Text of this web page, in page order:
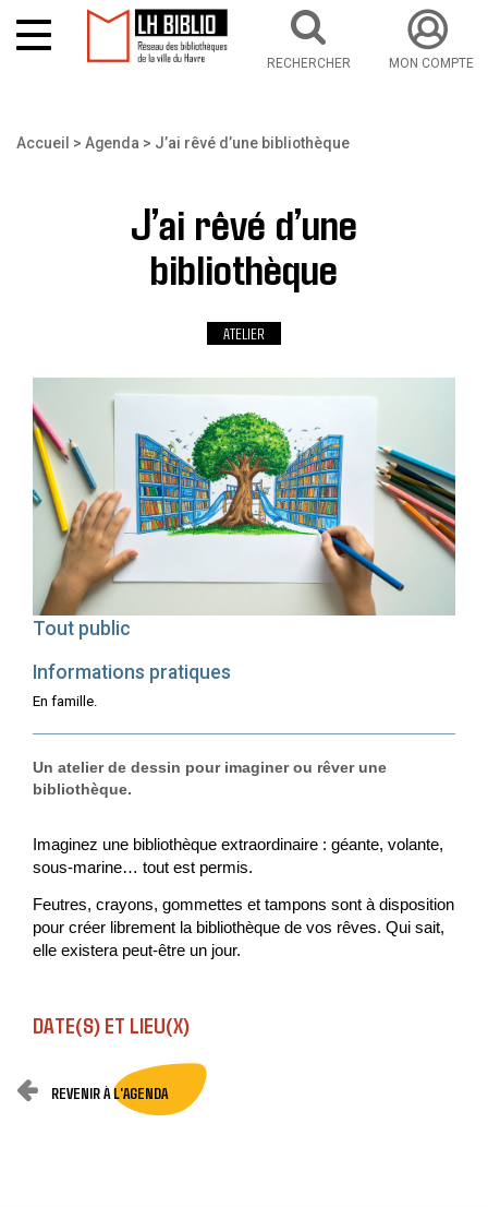
RECHERCHER MON COMPTE
Accueil Agenda J’ai rêvé d’une bibliothèque
J’ai rêvé d’une
bibliothèque
ATELIER
Tout public
Informations pratiques
En famille.
Un atelier de dessin pour imaginer ou rêver une
bibliothèque.
Imaginez une bibliothèque extraordinaire : géante, volante,
sous-marine… tout est permis.
Feutres, crayons, gommettes et tampons sont à disposition
pour créer librement la bibliothèque de vos rêves. Qui sait,
elle existera peut-être un jour.
DATE(S) ET LIEU(X)
REVENIR À L'AGENDA